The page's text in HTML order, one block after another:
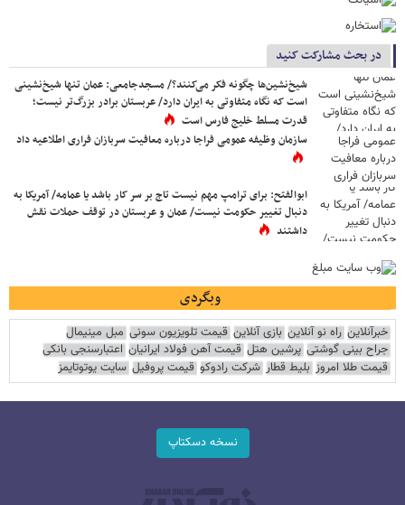
در بحث مشارکت کنید
شیخ‌نشین‌ها چگونه فکر می‌کنند؟/ مسجدجامعی: عمان تنها شیخ‌نشینی
است که نگاه متفاوتی به ایران دارد/ عربستان برادر بزرگ‌تر نیست؛
قدرت مسلط خلیج فارس است
سازمان وظیفه عمومی فراجا درباره معافیت سربازان فراری اطلاعیه داد
ابوالفتح: برای ترامپ مهم نیست تاج بر سر کار باشد یا عمامه/ آمریکا به
دنبال تغییر حکومت نیست/ عمان و عربستان در توقف حملات نقش
داشتند
وبگردی
خبرآنلاین راه نو آنلاین بازی آنلاین قیمت تلویزیون سونی مبل مینیمال
جراح بینی گوشتی پرشین هتل قیمت آهن فولاد ایرانیان اعتبارسنجی بانکی
قیمت طلا امروز بلیط قطار شرکت رادوکو قیمت پروفیل سایت یوتوتایمز
نسخه دسکتاپ